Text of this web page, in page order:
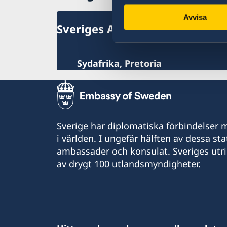
Avvisa
Sveriges Ambassad
Sydafrika, Pretoria
Sverige har diplomatiska förbindelser
i världen. I ungefär hälften av dessa
ambassader och konsulat. Sveriges
av drygt 100 utlandsmyndigheter.